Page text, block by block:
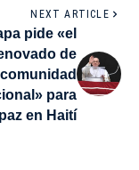
NEXT ARTICLE
pide «el
de
comunidad
para
en Haití